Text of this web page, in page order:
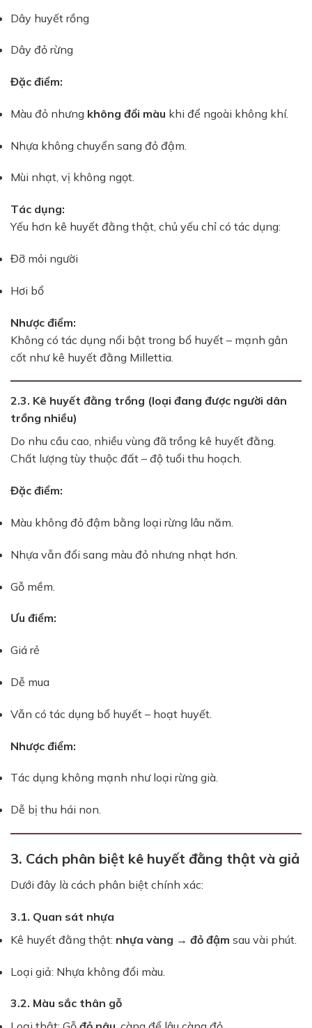
Dây huyết rồng
Dây đỏ rừng
Đặc điểm:
Màu đỏ nhưng không đổi màu khi để ngoài không khí.
Nhựa không chuyển sang đỏ đậm.
Mùi nhạt, vị không ngọt.
Tác dụng:
Yếu hơn kê huyết đằng thật, chủ yếu chỉ có tác dụng:
Đỡ mỏi người
Hơi bổ
Nhược điểm:
Không có tác dụng nổi bật trong bổ huyết – mạnh gân
cốt như kê huyết đằng Millettia.
2.3. Kê huyết đằng trồng (loại đang được người dân
trồng nhiều)
Do nhu cầu cao, nhiều vùng đã trồng kê huyết đằng.
Chất lượng tùy thuộc đất – độ tuổi thu hoạch.
Đặc điểm:
Màu không đỏ đậm bằng loại rừng lâu năm.
Nhựa vẫn đổi sang màu đỏ nhưng nhạt hơn.
Gỗ mềm.
Ưu điểm:
Giá rẻ
Dễ mua
Vẫn có tác dụng bổ huyết – hoạt huyết.
Nhược điểm:
Tác dụng không mạnh như loại rừng già.
Dễ bị thu hái non.
3. Cách phân biệt kê huyết đằng thật và giả
Dưới đây là cách phân biệt chính xác:
3.1. Quan sát nhựa
Kê huyết đằng thật: nhựa vàng → đỏ đậm sau vài phút.
Loại giả: Nhựa không đổi màu.
3.2. Màu sắc thân gỗ